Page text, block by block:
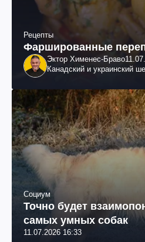
Рецепты
Фаршированные
Эктор Хименес-Браво
Канадский и украинский
Социум
Точно будет
самых умных собак
11.07.2026 16:33